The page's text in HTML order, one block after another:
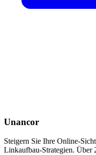
Unancor
Steigern Sie Ihre Online-
Linkaufbau-Strategien. Über